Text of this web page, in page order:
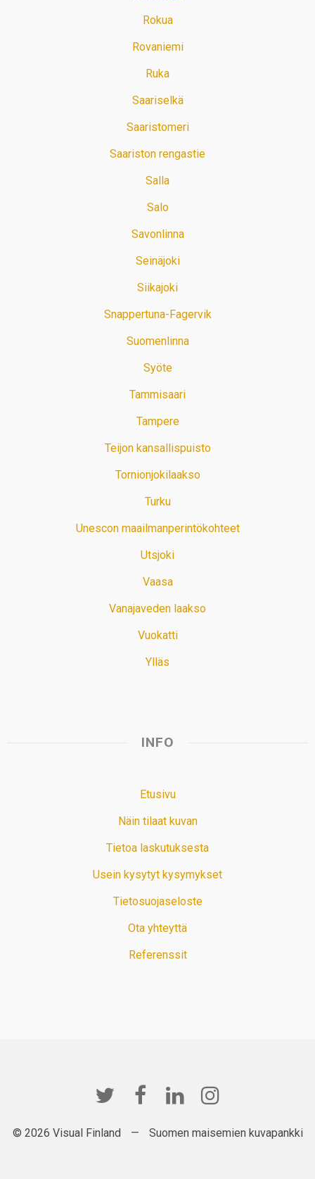
Rokua
Rovaniemi
Ruka
Saariselkä
Saaristomeri
Saariston rengastie
Salla
Salo
Savonlinna
Seinäjoki
Siikajoki
Snappertuna-Fagervik
Suomenlinna
Syöte
Tammisaari
Tampere
Teijon kansallispuisto
Tornionjokilaakso
Turku
Unescon maailmanperintökohteet
Utsjoki
Vaasa
Vanajaveden laakso
Vuokatti
Ylläs
INFO
Etusivu
Näin tilaat kuvan
Tietoa laskutuksesta
Usein kysytyt kysymykset
Tietosuojaseloste
Ota yhteyttä
Referenssit
© 2026 Visual Finland — Suomen maisemien kuvapankki